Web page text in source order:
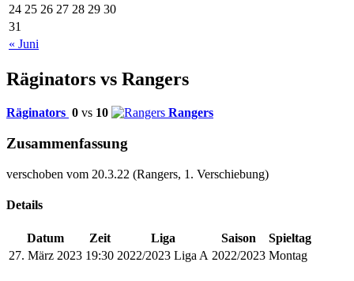
« Juni
24 25 26 27 28 29 30
31
Räginators vs Rangers
Räginators 0 vs 10 Rangers
Zusammenfassung
verschoben vom 20.3.22 (Rangers, 1. Verschiebung)
Details
Datum Zeit Liga Saison
Spieltag
27. März 2023 19:30 2022/2023 Liga A 2022/2023 Montag